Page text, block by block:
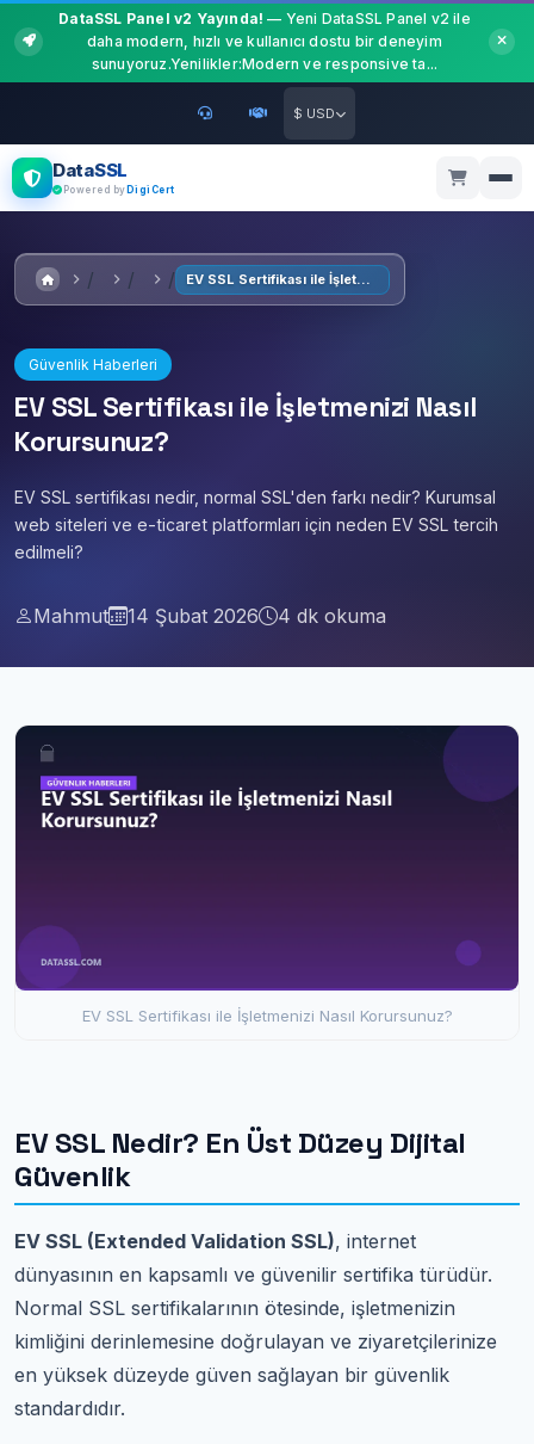
DataSSL Panel v2 Yayında! — Yeni DataSSL Panel v2 ile
daha modern, hızlı ve kullanıcı dostu bir deneyim
sunuyoruz.Yenilikler:Modern ve responsive ta...
$ USD
DataSSL
Powered by DigiCert
EV SSL Sertifikası ile İşletmenizi Nasıl Korursunuz?
Güvenlik Haberleri
EV SSL Sertifikası ile İşletmenizi Nasıl
Korursunuz?
EV SSL sertifikası nedir, normal SSL'den farkı nedir? Kurumsal
web siteleri ve e-ticaret platformları için neden EV SSL tercih
edilmeli?
Mahmut 14 Şubat 2026 4 dk okuma
EV SSL Sertifikası ile İşletmenizi Nasıl Korursunuz?
EV SSL Nedir? En Üst Düzey Dijital
Güvenlik
EV SSL (Extended Validation SSL), internet
dünyasının en kapsamlı ve güvenilir sertifika türüdür.
Normal SSL sertifikalarının ötesinde, işletmenizin
kimliğini derinlemesine doğrulayan ve ziyaretçilerinize
en yüksek düzeyde güven sağlayan bir güvenlik
standardıdır.